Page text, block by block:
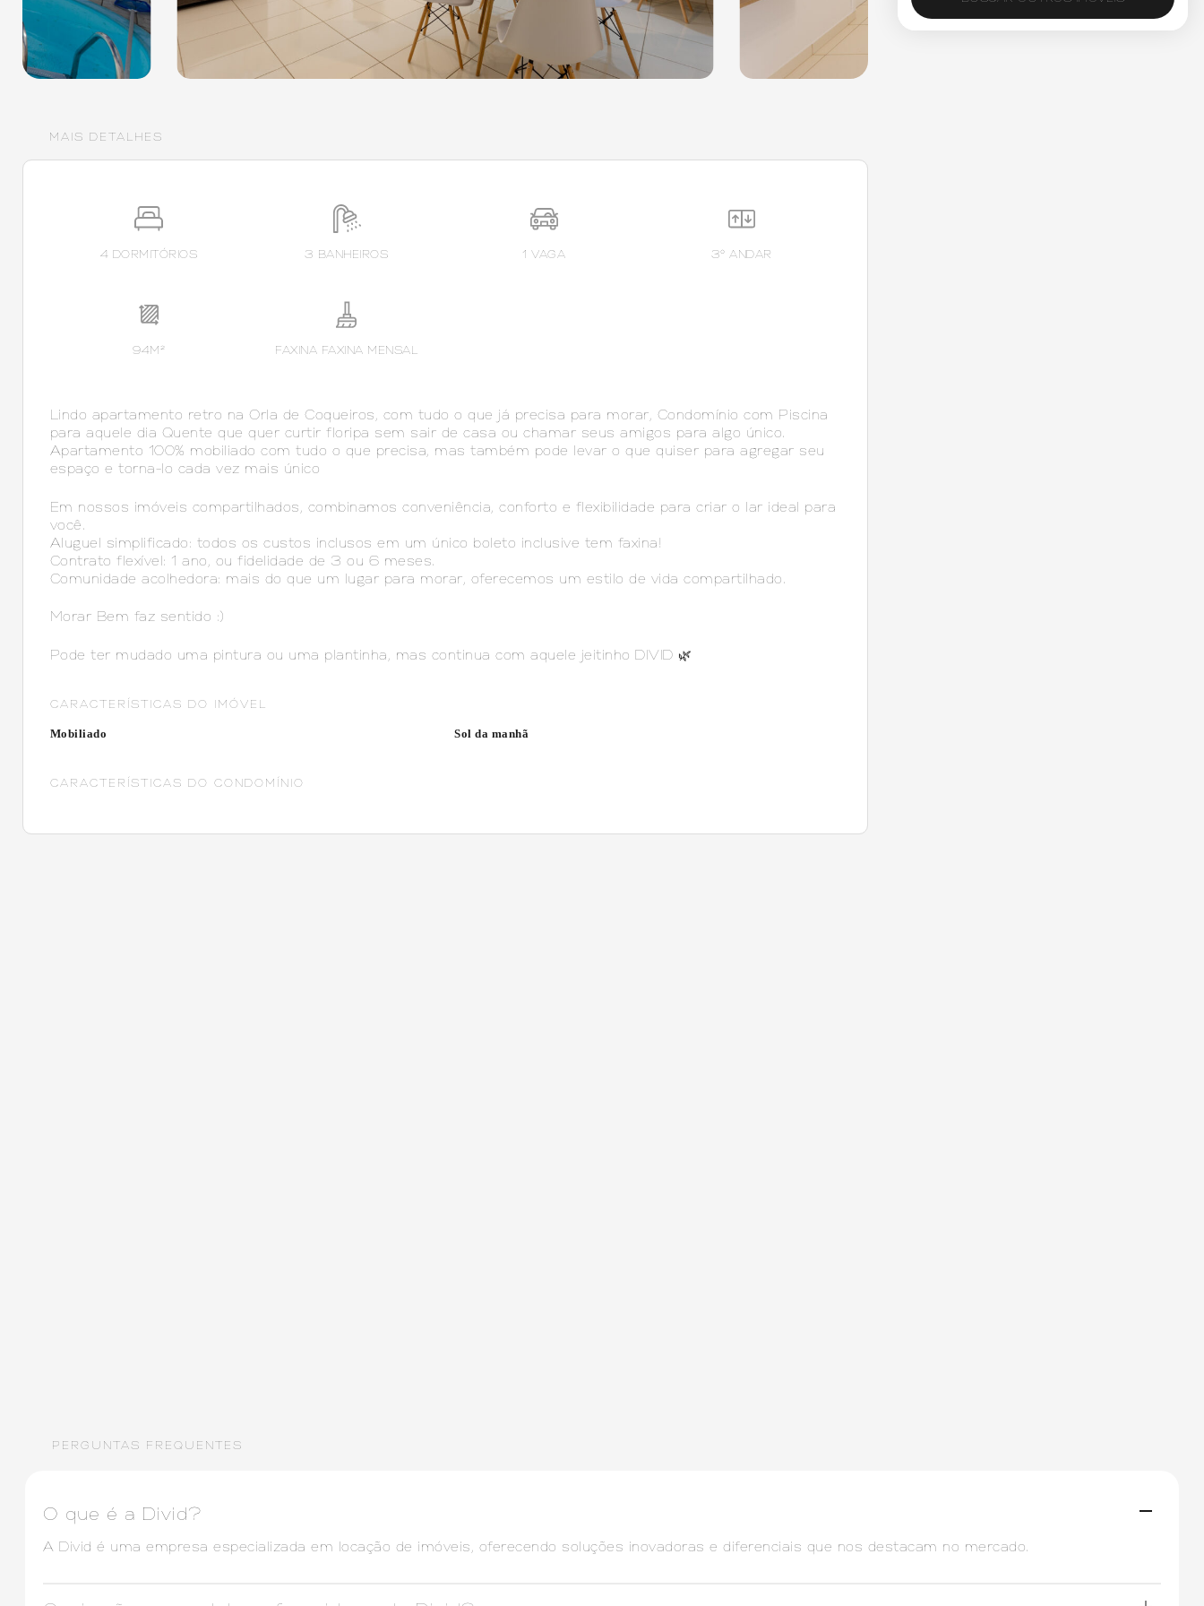
MAIS DETALHES
4 DORMITÓRIOS 3 BANHEIROS 1 VAGA 3º ANDAR
94M² FAXINA FAXINA MENSAL
Lindo apartamento retro na Orla de Coqueiros, com tudo o que já precisa para morar, Condomínio com Piscina
para aquele dia Quente que quer curtir floripa sem sair de casa ou chamar seus amigos para algo único.
Apartamento 100% mobiliado com tudo o que precisa, mas também pode levar o que quiser para agregar seu
espaço e torna-lo cada vez mais único
Em nossos imóveis compartilhados, combinamos conveniência, conforto e flexibilidade para criar o lar ideal para
você.
Aluguel simplificado: todos os custos inclusos em um único boleto inclusive tem faxina!
Contrato flexível: 1 ano, ou fidelidade de 3 ou 6 meses.
Comunidade acolhedora: mais do que um lugar para morar, oferecemos um estilo de vida compartilhado.
Morar Bem faz sentido :)
Pode ter mudado uma pintura ou uma plantinha, mas continua com aquele jeitinho DIVID 🌿
CARACTERÍSTICAS DO IMÓVEL
Mobiliado Sol da manhã
CARACTERÍSTICAS DO CONDOMÍNIO
PERGUNTAS FREQUENTES
O que é a Divid?
A Divid é uma empresa especializada em locação de imóveis, oferecendo soluções inovadoras e diferenciais que nos destacam no mercado.